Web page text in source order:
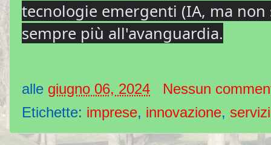
tecnologie emergenti (IA, ma
sempre più all'avanguardia.
alle giugno 06, 2024
Nessun
Etichette: imprese, innovazione, servizi